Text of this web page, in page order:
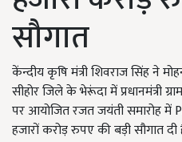
सौगात
केंन्दीय कृषि मंत्री शिवराज सिंह ने
सीहोर जिले के भेरूंदा में प्रधानमंत्री
पर आयोजित रजत जयंती समारोह में
हजारों करोड़ रुपए की बड़ी सौगात